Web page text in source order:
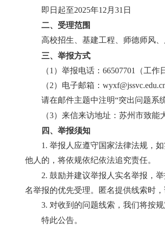
即日起至2025年12月31日
二、 受理范围
高校招生、基建工程、师德师风
三、举报方式
（1 ） 举报电话：66507701（工作
（2）电子邮箱：
请在邮件主题中注明“突出问题系
（3）来信来访地址：苏州市致能
四、举报须知
1. 举报人应遵守国家法律法规，
他人的，将依规依纪依法追究责任。
2. 鼓励并建议举报人实名举报，
名举报的优先受理。匿名提供线索时，
3. 对收到的问题线索，我们将按
特此公告。